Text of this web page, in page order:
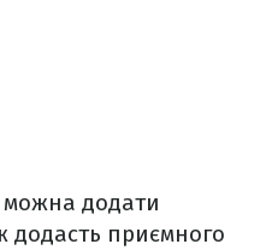
можна додати
додасть приємного